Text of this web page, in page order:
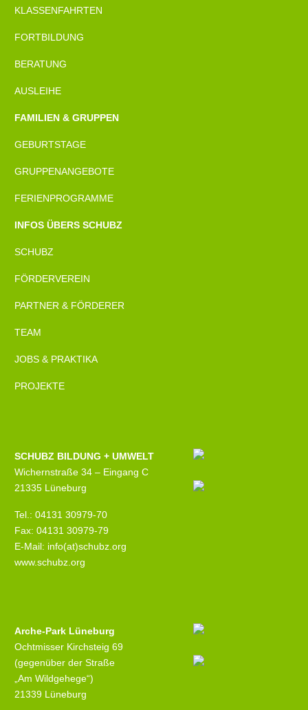
KLASSENFAHRTEN
FORTBILDUNG
BERATUNG
AUSLEIHE
FAMILIEN & GRUPPEN
GEBURTSTAGE
GRUPPENANGEBOTE
FERIENPROGRAMME
INFOS ÜBERS SCHUBZ
SCHUBZ
FÖRDERVEREIN
PARTNER & FÖRDERER
TEAM
JOBS & PRAKTIKA
PROJEKTE
SCHUBZ BILDUNG + UMWELT
Wichernstraße 34 – Eingang C
21335 Lüneburg
Tel.: 04131 30979-70
Fax: 04131 30979-79
E-Mail: info(at)schubz.org
www.schubz.org
Arche-Park Lüneburg
Ochtmisser Kirchsteig 69
(gegenüber der Straße
„Am Wildgehege“)
21339 Lüneburg